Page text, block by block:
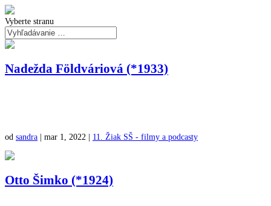
Vyberte stranu
Nadežda Földváriová (*1933)
od sandra mar 1, 2022 11. Žiak SŠ - filmy a podcasty
Otto Šimko (*1924)